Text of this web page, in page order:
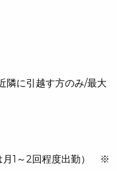
隣に引越す方のみ/最大
月1～2回程度出勤） ※